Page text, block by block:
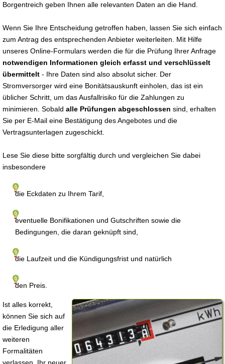
Borgentreich geben Ihnen alle relevanten Daten an die Hand.
Wenn Sie Ihre Entscheidung getroffen haben, lassen Sie sich einfach
zum Antrag des entsprechenden Anbieter weiterleiten. Mit Hilfe
unseres Online-Formulars werden die für die Prüfung Ihrer Anfrage
notwendigen Informationen gleich erfasst und verschlüsselt
übermittelt - Ihre Daten sind also absolut sicher. Der
Stromversorger wird eine Bonitätsauskunft einholen, das ist ein
üblicher Schritt, um das Ausfallrisiko für die Zahlungen zu
minimieren. Sobald alle Prüfungen abgeschlossen sind, erhalten
Sie per E-Mail eine Bestätigung des Angebotes und die
Vertragsunterlagen zugeschickt.
Lese Sie diese bitte sorgfältig durch und vergleichen Sie dabei
insbesondere
die Eckdaten zu Ihrem Tarif,
eventuelle Bonifikationen und Gutschriften sowie die
Bedingungen, die daran geknüpft sind,
die Laufzeit und die Kündigungsfrist und natürlich
den Preis.
Ist alles korrekt,
können Sie sich auf
die Erledigung aller
weiteren
Formalitäten